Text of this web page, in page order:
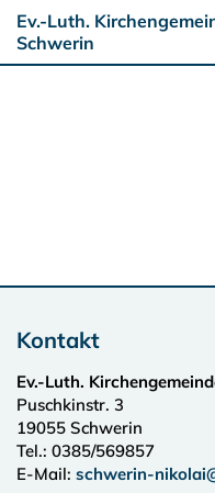
Ev.-Luth.
Schwerin
Kontakt
Ev.-Luth.
Puschkinstr. 3
19055 Schwerin
Tel.: 0385/569857
E-Mail: schwerin-